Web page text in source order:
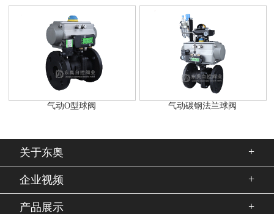
气动O型球阀 气动碳钢法兰球阀
关于东奥 +
企业视频 +
产品展示 +